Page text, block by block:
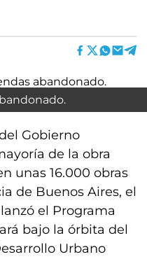
Gobierno
de la obra
unas 16.000 obras
de Buenos Aires, el
el Programa
bajo la órbita del
Urbano